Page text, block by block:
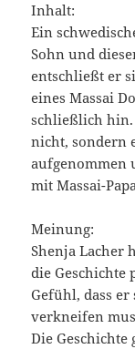
Inhalt:
Ein
Sohn und
entschließt er
eines Massai
schließlich
nicht, sondern
aufgenommen
mit Massai-
Meinung:
Shenja Lacher
die Geschichte
Gefühl, dass
verkneifen
Die